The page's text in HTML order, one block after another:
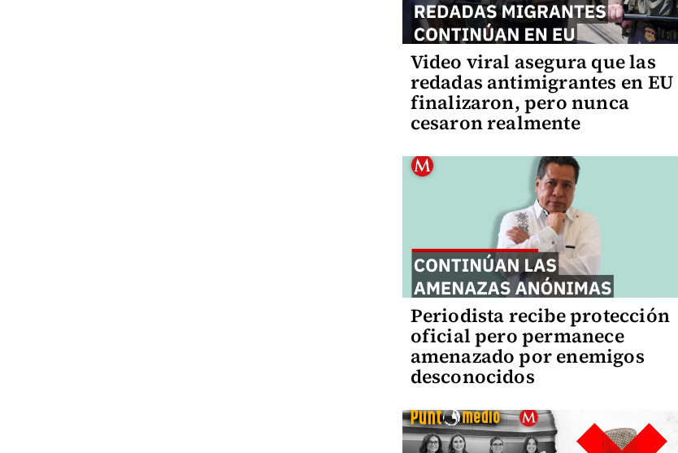
Video viral asegura que las
redadas antimigrantes en EU
finalizaron, pero nunca
cesaron realmente
Periodista recibe protección
oficial pero permanece
amenazado por enemigos
desconocidos